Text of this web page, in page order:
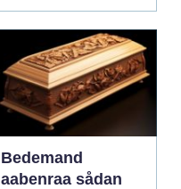
Bedemand
aabenraa sådan